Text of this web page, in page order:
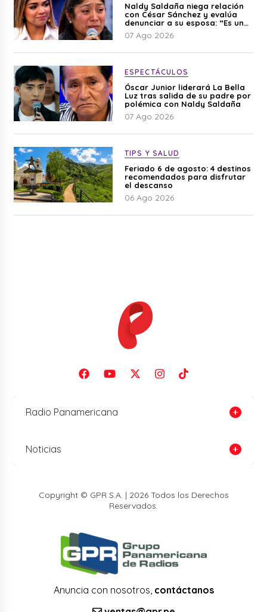
Naldy Saldaña niega relación
con César Sánchez y evalúa
denunciar a su esposa: “Es una
difamación”
07 Ago 2026
ESPECTÁCULOS
Óscar Junior liderará La Bella
Luz tras salida de su padre por
polémica con Naldy Saldaña
07 Ago 2026
TIPS Y SALUD
Feriado 6 de agosto: 4 destinos
recomendados para disfrutar
el descanso
06 Ago 2026
Radio Panamericana
Noticias
Copyright © GPR S.A. | 2026 Todos los Derechos
Reservados.
Anuncia con nosotros, contáctanos